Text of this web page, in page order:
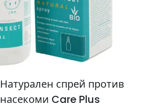
Натурален спрей против
насекоми Care Plus